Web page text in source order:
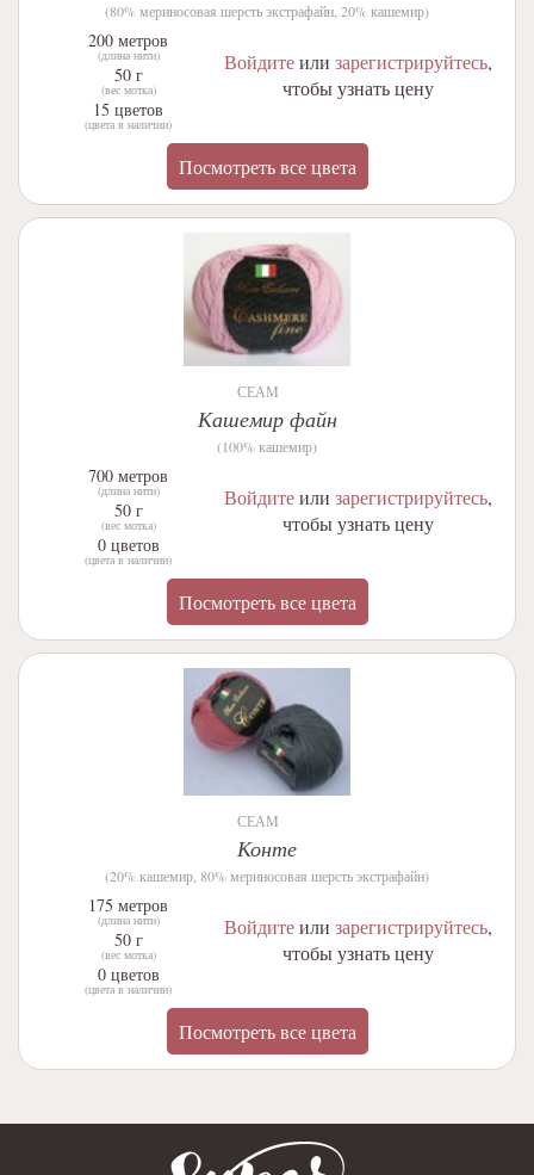
(80% мериносовая шерсть экстрафайн, 20% кашемир)
200 метров
(длина нити)
50 г
(вес мотка)
15 цветов
(цвета в наличии)
Войдитеили зарегистрируйтесь,
чтобы узнать цену
Посмотреть все цвета
СЕАМ
Кашемир файн
(100% кашемир)
700 метров
(длина нити)
50 г
(вес мотка)
0 цветов
(цвета в наличии)
Войдитеили зарегистрируйтесь,
чтобы узнать цену
Посмотреть все цвета
СЕАМ
Конте
(20% кашемир, 80% мериносовая шерсть экстрафайн)
175 метров
(длина нити)
50 г
(вес мотка)
0 цветов
(цвета в наличии)
Войдитеили зарегистрируйтесь,
чтобы узнать цену
Посмотреть все цвета